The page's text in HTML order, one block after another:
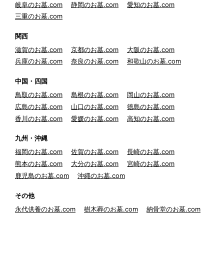
岐阜のお墓.com
静岡のお墓.com
愛知のお墓.com
三重のお墓.com
関西
滋賀のお墓.com
京都のお墓.com
大阪のお墓.com
兵庫のお墓.com
奈良のお墓.com 和歌山のお墓.com
中国・四国
鳥取のお墓.com
島根のお墓.com
岡山のお墓.com
広島のお墓.com
山口のお墓.com
徳島のお墓.com
香川のお墓.com
愛媛のお墓.com 高知のお墓.com
九州・沖縄
福岡のお墓.com
佐賀のお墓.com
長崎のお墓.com
熊本のお墓.com
大分のお墓.com
宮崎のお墓.com
鹿児島のお墓.com
沖縄のお墓.com
その他
永代供養のお墓.com
樹木葬のお墓.com 納骨堂のお墓.com